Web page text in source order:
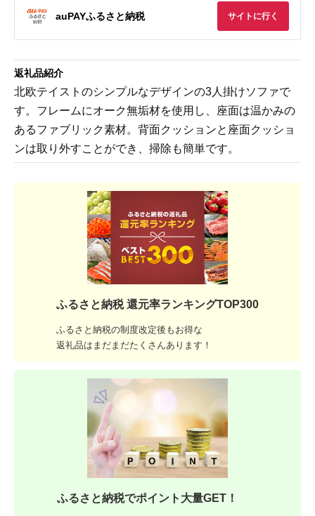
auPAYふるさと納税 サイトに行く
返礼品紹介
北欧テイストのシンプルなデザインの3人掛けソファで
す。フレームにオーク無垢材を使用し、座面は温かみの
あるファブリック素材。背面クッションと座面クッショ
ンは取り外すことができ、掃除も簡単です。
ふるさと納税 還元率ランキングTOP300
ふるさと納税の制度改定後もお得な
返礼品はまだまだたくさんあります！
ふるさと納税でポイント大量GET！